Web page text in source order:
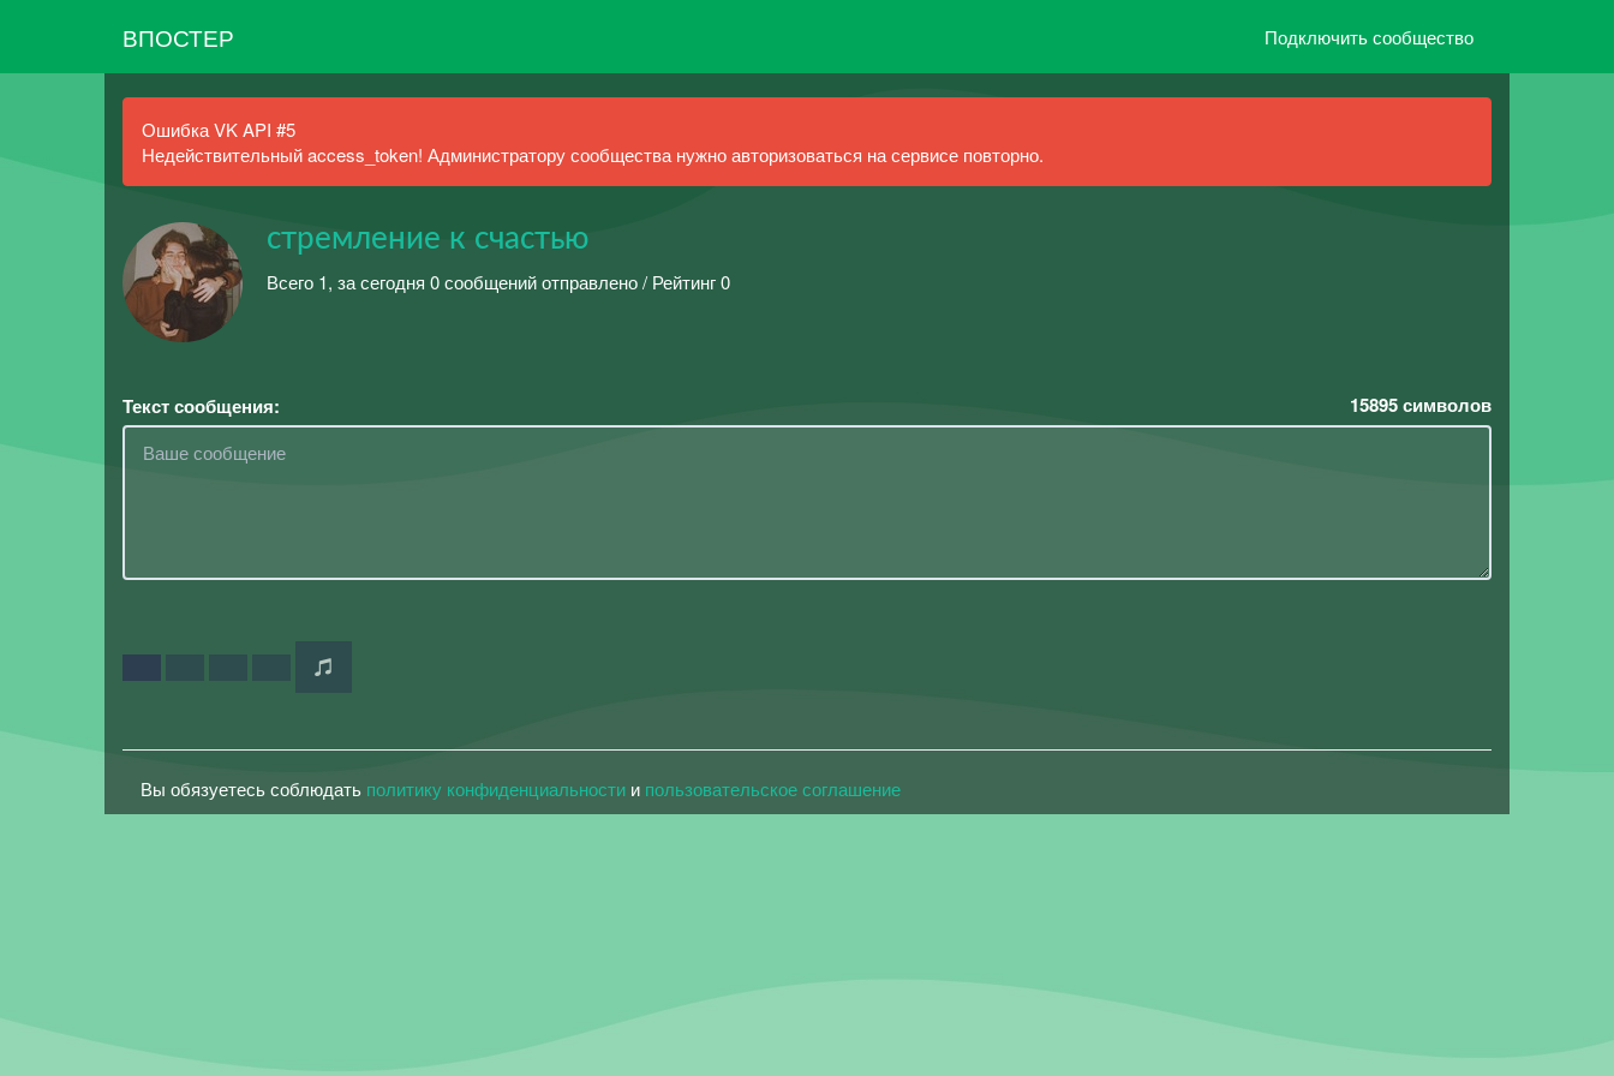
ВПОСТЕР Подключить сообщество
Ошибка VK API #5
Недействительный access_token! Администратору сообщества нужно авторизоваться на сервисе повторно.
стремление к счастью
Всего 1, за сегодня 0 сообщений отправлено / Рейтинг 0
Текст сообщения: 15895символов
Вы обязуетесь соблюдать политику конфиденциальности и пользовательское соглашение